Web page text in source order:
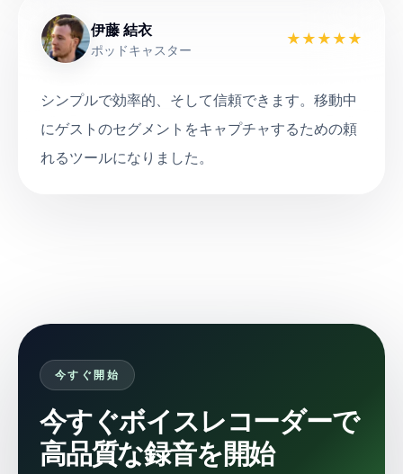
伊藤 結衣
ポッドキャスター
★ ★ ★ ★ ★
シンプルで効率的、そして信頼できます。移動中
にゲストのセグメントをキャプチャするための頼
れるツールになりました。
今すぐ開始
今すぐボイスレコーダーで
高品質な録音を開始